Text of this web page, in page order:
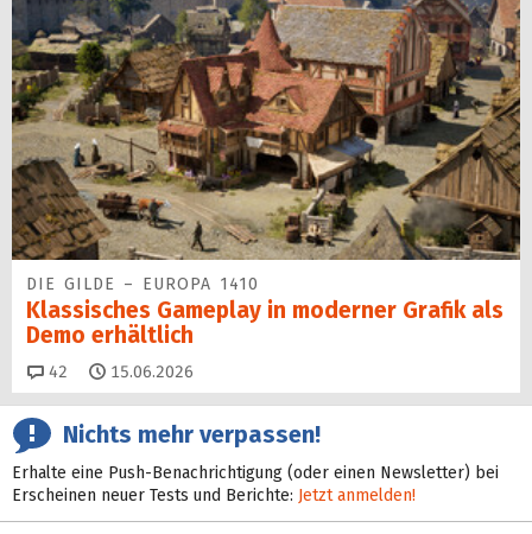
DIE GILDE – EUROPA 1410
Klassisches Gameplay in moderner Grafik als
Demo erhältlich
42 Kommentare
15.06.2026
Nichts mehr verpassen!
Erhalte eine Push-Benachrichtigung (oder einen Newsletter) bei
Erscheinen neuer Tests und Berichte: Jetzt anmelden!